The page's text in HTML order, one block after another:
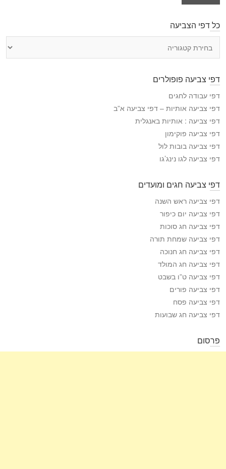
כל דפי הצביעה
י
ה
צ
י
ע
ה
דפי צביעה פופולרים
דפי עבודה לחגים
דפי צביעה אותיות – דפי צביעה א”ב
דפי צביעה : אותיות באנגלית
דפי צביעה פוקימון
דפי צביעה בובות לול
דפי צביעה לגו נינג’גו
דפי צביעה חגים ומועדים
דפי צביעה ראש השנה
דפי צביעה יום כיפור
דפי צביעה חג סוכות
דפי צביעה שמחת תורה
דפי צביעה חג חנוכה
דפי צביעה חג המולד
דפי צביעה ט”ו בשבט
דפי צביעה פורים
דפי צביעה פסח
דפי צביעה חג שבועות
פרסום